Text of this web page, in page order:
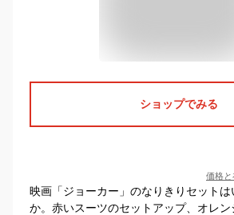
ショップでみる
価格と
映画「ジョーカー」のなりきりセットは
か。赤いスーツのセットアップ、オレ